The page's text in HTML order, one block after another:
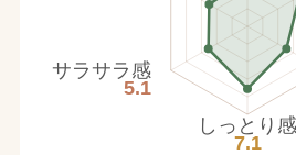
しっとり感
7.1
サラサラ感
5.1